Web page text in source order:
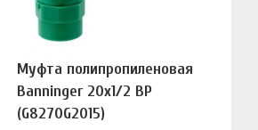
Муфта полипропиленовая
Banninger 20х1/2 ВР
(G8270G2015)